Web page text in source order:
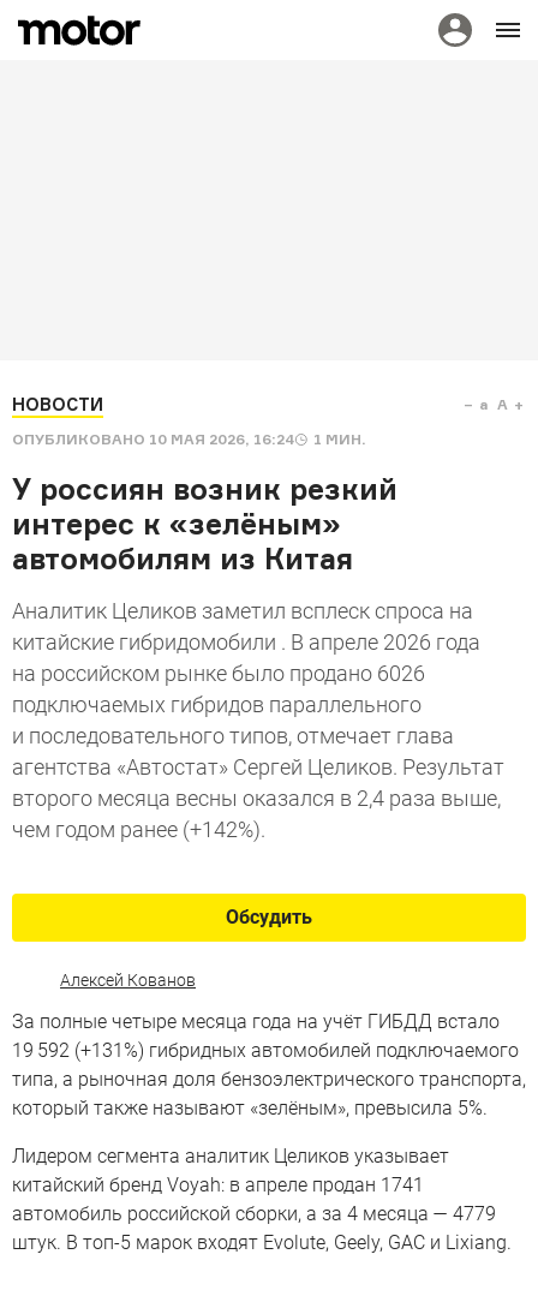
НОВОСТИ
ОПУБЛИКОВАНО 10 МАЯ 2026, 16:24 1 МИН.
a A
У россиян возник резкий
интерес к «зелёным»
автомобилям из Китая
Аналитик Целиков заметил всплеск спроса на
китайские гибридомобили . В апреле 2026 года
на российском рынке было продано 6026
подключаемых гибридов параллельного
и последовательного типов, отмечает глава
агентства «Автостат» Сергей Целиков. Результат
второго месяца весны оказался в 2,4 раза выше,
чем годом ранее (+142%).
Обсудить
Алексей Кованов
За полные четыре месяца года на учёт ГИБДД встало
19 592 (+131%) гибридных автомобилей подключаемого
типа, а рыночная доля бензоэлектрического транспорта,
который также называют «зелёным», превысила 5%.
Лидером сегмента аналитик Целиков указывает
китайский бренд Voyah: в апреле продан 1741
автомобиль российской сборки, а за 4 месяца — 4779
штук. В топ-5 марок входят Evolute, Geely, GAC и Lixiang.